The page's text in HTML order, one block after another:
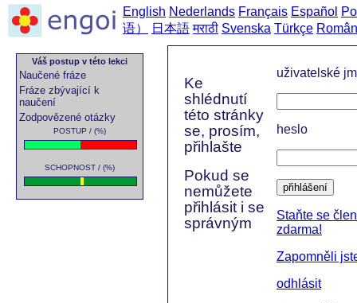
English Nederlands Français Español
语）
日本語 मराठी Svenska Türkçe
uživatelské
heslo
přihlášení
Staňte se
zdarma!
Zapomněli
odhlásit
Váš postup v této lekci
Naučené fráze
Fráze zbývající k
naučení
Zodpovězené otázky
POSTUP / (%)
SCHOPNOST / (%)
Ke
shlédnutí
této stránky
se, prosím,
přihlašte
Pokud se
nemůžete
přihlásit i se
správným